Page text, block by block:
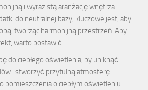
i wyrazistą aranżację wnętrza
do neutralnej bazy, kluczowe jest, aby
tworząc harmonijną przestrzeń. Aby
warto postawić …
do ciepłego oświetlenia, by uniknąć
i stworzyć przytulną atmosferę
pomieszczenia o ciepłym oświetleniu